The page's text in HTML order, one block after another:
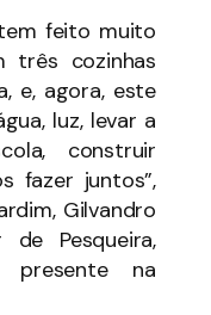
feito muito
três cozinhas
e, agora, este
luz, levar a
construir
fazer juntos”,
Gilvandro
Pesqueira,
presente na